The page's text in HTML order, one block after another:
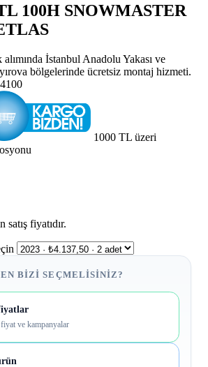
100H SNOWMASTER
İstanbul Anadolu Yakası ve
bölgelerinde ücretsiz montaj hizmeti.
1000 TL üzeri
fiyatıdır.
BIZI SEÇMELISINIZ?
ve kampanyalar